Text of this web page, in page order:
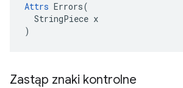
Attrs Errors(
  StringPiece x
)
Zastąp znaki kontrolne